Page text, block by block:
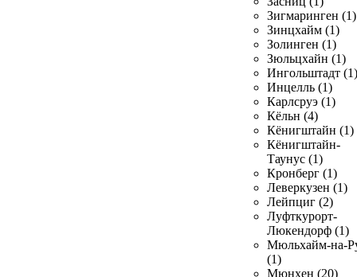
Зигмаринген (1)
Зинцхайм (1)
Золинген (1)
Зюльцхайн (1)
Ингольштадт (1)
Инцелль (1)
Карлсруэ (1)
Кёльн (4)
Кёнигштайн (1)
Кёнигштайн-
Таунус (1)
Кронберг (1)
Леверкузен (1)
Лейпциг (2)
Луфткурорт-
Люкендорф (1)
Мюльхайм-на-
(1)
Мюнхен (20)